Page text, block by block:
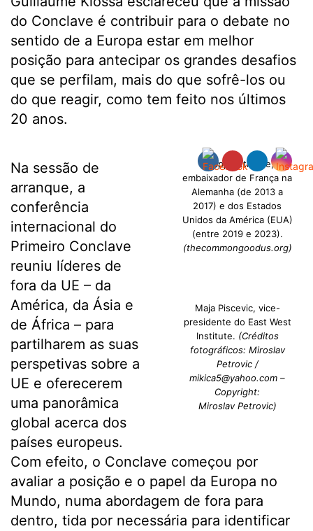
do Conclave é contribuir para o debate no
sentido de a Europa estar em melhor
posição para antecipar os grandes desafios
que se perfilam, mais do que sofrê-los ou
do que reagir, como tem feito nos últimos
20 anos.
Philippe Etienne,
embaixador de França na
Alemanha (de 2013 a
2017) e dos Estados
Unidos da América (EUA)
(entre 2019 e 2023).
(thecommongoodus.org)
Maja Piscevic, vice-
presidente do East West
Institute. (Créditos
fotográficos: Miroslav
Petrovic /
mikica5@yahoo.com –
Copyright:
Miroslav Petrovic)
Na sessão de
arranque, a
conferência
internacional do
Primeiro Conclave
reuniu líderes de
fora da UE – da
América, da Ásia e
de África – para
partilharem as suas
perspetivas sobre a
UE e oferecerem
uma panorâmica
global acerca dos
países europeus.
Com efeito, o Conclave começou por
avaliar a posição e o papel da Europa no
Mundo, numa abordagem de fora para
dentro, tida por necessária para identificar